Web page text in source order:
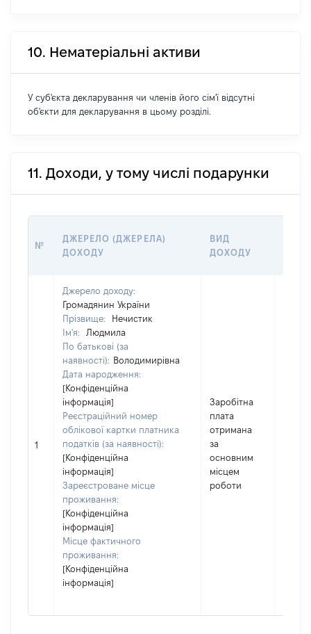
10. Нематеріальні активи
У суб'єкта декларування чи членів його сім'ї відсутні
об'єкти для декларування в цьому розділі.
11. Доходи, у тому числі подарунки
№
ДЖЕРЕЛО (ДЖЕРЕЛА)
ДОХОДУ
ВИД
ДОХОДУ
1
Джерело доходу:
Громадянин України
Прізвище:
Нечистик
Ім'я:
Людмила
По батькові (за
наявності): Володимирівна
Дата народження:
[Конфіденційна
інформація]
Реєстраційний номер
облікової картки платника
податків (за наявності):
[Конфіденційна
інформація]
Зареєстроване місце
проживання:
[Конфіденційна
інформація]
Місце фактичного
проживання:
[Конфіденційна
інформація]
Заробітна
плата
отримана
за
основним
місцем
роботи